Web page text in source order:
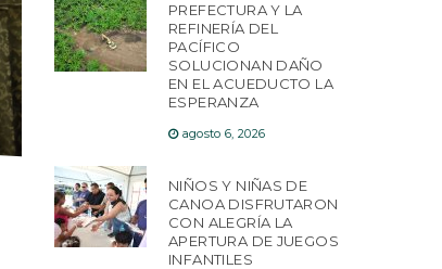
PREFECTURA Y LA
REFINERÍA DEL
PACÍFICO
SOLUCIONAN DAÑO
EN EL ACUEDUCTO LA
ESPERANZA
agosto 6, 2026
NIÑOS Y NIÑAS DE
CANOA DISFRUTARON
CON ALEGRÍA LA
APERTURA DE JUEGOS
INFANTILES